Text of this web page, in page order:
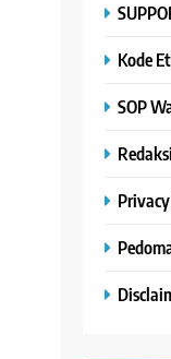
Kode
SOP
Redaksi